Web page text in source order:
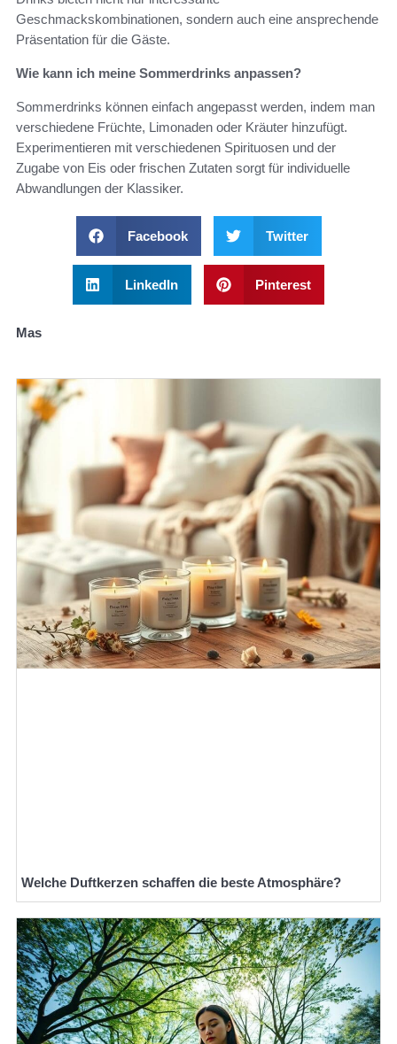
Geschmackskombinationen, sondern auch eine ansprechende
Präsentation für die Gäste.
Wie kann ich meine Sommerdrinks anpassen?
Sommerdrinks können einfach angepasst werden, indem man
verschiedene Früchte, Limonaden oder Kräuter hinzufügt.
Experimentieren mit verschiedenen Spirituosen und der
Zugabe von Eis oder frischen Zutaten sorgt für individuelle
Abwandlungen der Klassiker.
Facebook Twitter
LinkedIn Pinterest
Mas
Welche Duftkerzen schaffen die beste Atmosphäre?